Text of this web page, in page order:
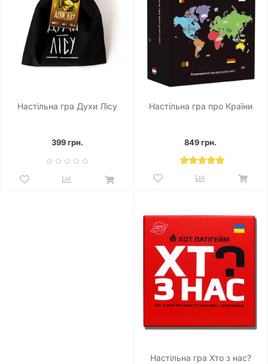
Настільна гра Духи Лісу
399 грн.
Настільна гра про Країни
849 грн.
Настільна гра Хто з нас?